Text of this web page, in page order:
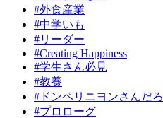
#外食産業
#中学いも
#リーダー
#Creating Happiness
#学生さん必見
#教養
#ドンペリニヨンさんだろ
#プロローグ